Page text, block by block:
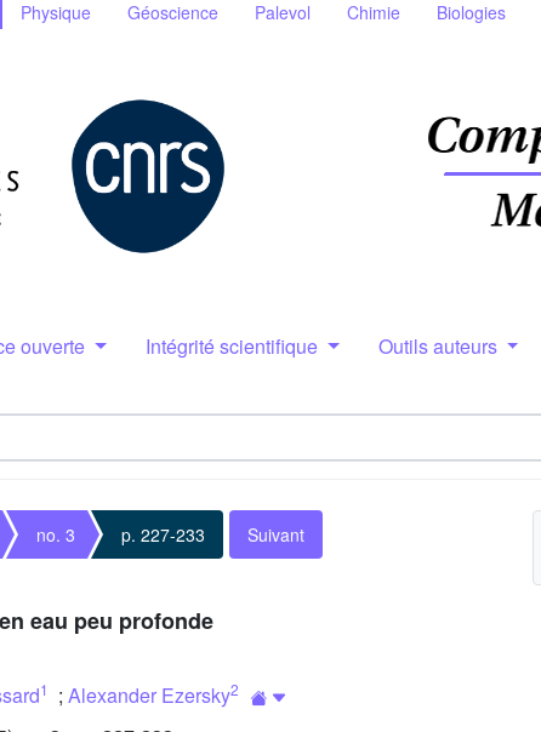
Physique Géoscience Palevol Chimie Biologies
ouverte Intégrité scientifique Outils auteurs
no. 3 p. 227-233 Suivant
eau peu profonde
1 ; Alexander Ezersky2